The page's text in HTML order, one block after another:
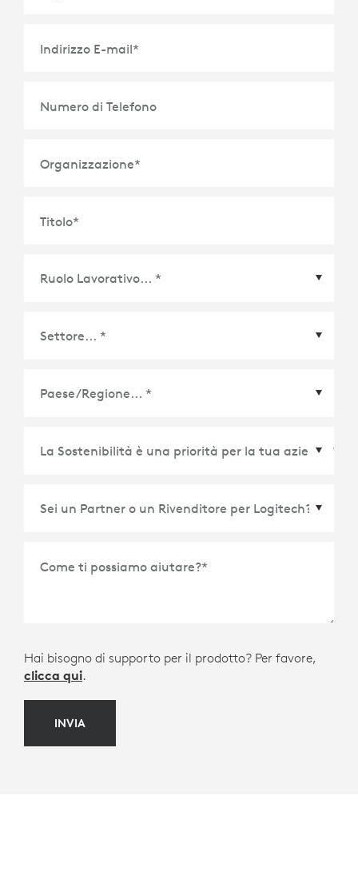
Indirizzo E-mail*
Numero di Telefono
Organizzazione*
Titolo*
Paese/Regione
Come ti possiamo aiutare?*
Hai bisogno di supporto per il prodotto? Per favore,
clicca qui.
INVIA